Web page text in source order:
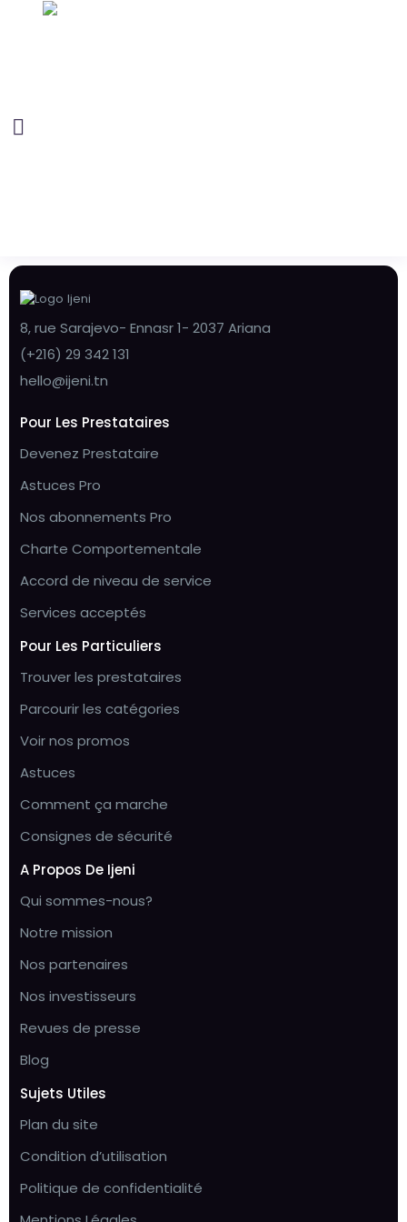
8, rue Sarajevo- Ennasr 1- 2037 Ariana
(+216) 29 342 131
hello@ijeni.tn
Pour Les Prestataires
Devenez Prestataire
Astuces Pro
Nos abonnements Pro
Charte Comportementale
Accord de niveau de service
Services acceptés
Pour Les Particuliers
Trouver les prestataires
Parcourir les catégories
Voir nos promos
Astuces
Comment ça marche
Consignes de sécurité
A Propos De Ijeni
Qui sommes-nous?
Notre mission
Nos partenaires
Nos investisseurs
Revues de presse
Blog
Sujets Utiles
Plan du site
Condition d’utilisation
Politique de confidentialité